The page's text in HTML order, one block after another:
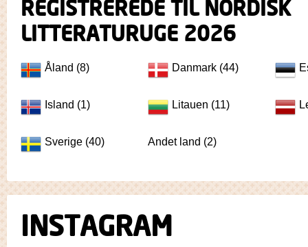
REGISTREREDE TIL NORDISK
LITTERATURUGE 2026
Åland (8) Danmark (44)
Island (1) Litauen (11)
Sverige (40) Andet land (2)
INSTAGRAM